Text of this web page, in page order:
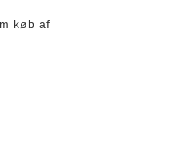
køb af